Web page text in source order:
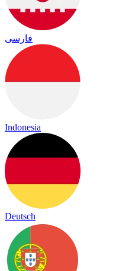
فارسی
Indonesia
Deutsch